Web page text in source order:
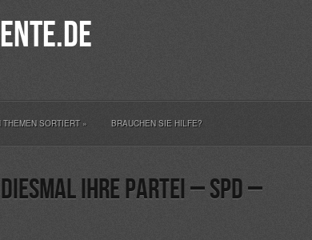
THEMEN SORTIERT» BRAUCHEN SIE HILFE?
ihre Partei – SPD –